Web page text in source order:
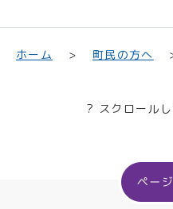
ホーム 町民の方へ
? スクロール